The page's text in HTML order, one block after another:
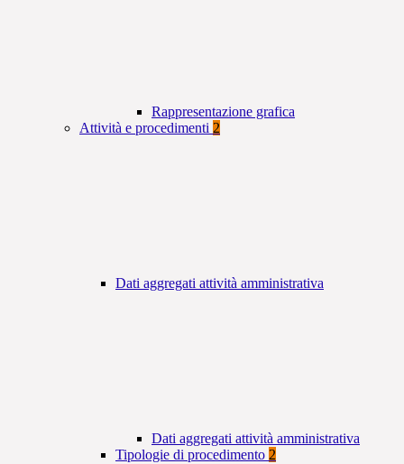
Rappresentazione grafica
Attività e procedimenti 2
Dati aggregati attività amministrativa
Dati aggregati attività amministrativa
Tipologie di procedimento 2